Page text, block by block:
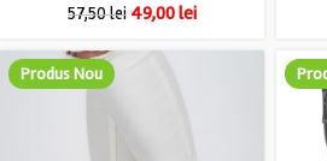
57,50lei 49,00lei
Produs Nou